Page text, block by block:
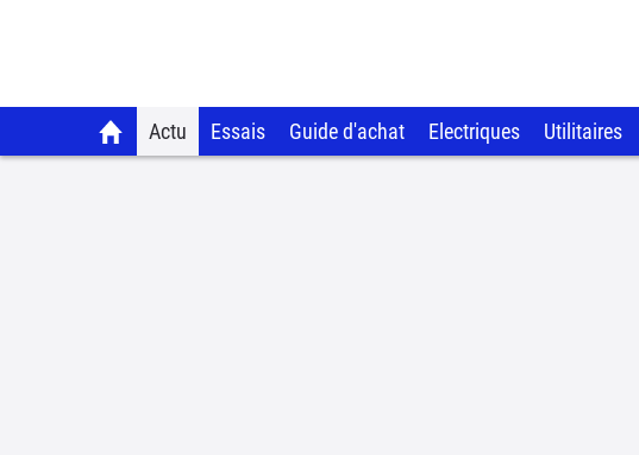
Actu Essais Guide d'achat Electriques Utilitaires